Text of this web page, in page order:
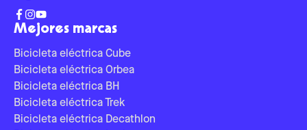
Mejores marcas
Bicicleta eléctrica Cube
Bicicleta eléctrica Orbea
Bicicleta eléctrica BH
Bicicleta eléctrica Trek
Bicicleta eléctrica Decathlon